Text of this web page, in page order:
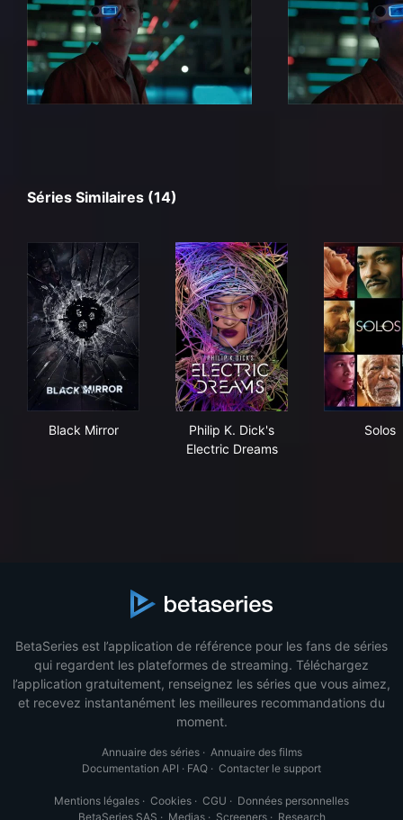
Séries Similaires (14)
Black Mirror
Philip K. Dick's
Electric Dreams
Solos
BetaSeries est l’application de référence pour les fans de séries
qui regardent les plateformes de streaming. Téléchargez
l’application gratuitement, renseignez les séries que vous aimez,
et recevez instantanément les meilleures recommandations du
moment.
Annuaire des séries· Annuaire des films
Documentation API · FAQ · Contacter le support
Mentions légales · Cookies · CGU · Données personnelles
BetaSeries SAS · Medias· Screeners· Research